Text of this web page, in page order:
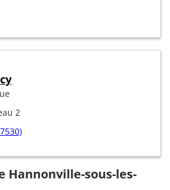
2
Hannonville-sous-les-